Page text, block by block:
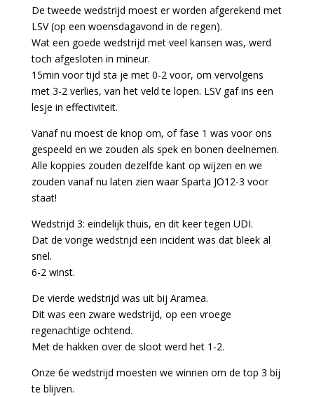
De tweede wedstrijd moest er worden afgerekend met
LSV (op een woensdagavond in de regen).
Wat een goede wedstrijd met veel kansen was, werd
toch afgesloten in mineur.
15min voor tijd sta je met 0-2 voor, om vervolgens
met 3-2 verlies, van het veld te lopen. LSV gaf ins een
lesje in effectiviteit.
Vanaf nu moest de knop om, of fase 1 was voor ons
gespeeld en we zouden als spek en bonen deelnemen.
Alle koppies zouden dezelfde kant op wijzen en we
zouden vanaf nu laten zien waar Sparta JO12-3 voor
staat!
Wedstrijd 3: eindelijk thuis, en dit keer tegen UDI.
Dat de vorige wedstrijd een incident was dat bleek al
snel.
6-2 winst.
De vierde wedstrijd was uit bij Aramea.
Dit was een zware wedstrijd, op een vroege
regenachtige ochtend.
Met de hakken over de sloot werd het 1-2.
Onze 6e wedstrijd moesten we winnen om de top 3 bij
te blijven.